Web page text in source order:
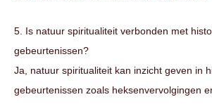
5. Is natuur spiritualiteit verbonden met
gebeurtenissen?
Ja, natuur spiritualiteit kan inzicht geven in
gebeurtenissen zoals heksenvervolgingen